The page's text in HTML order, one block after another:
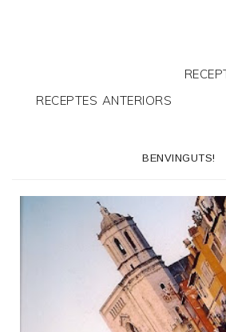
RECEPTES ANTERIORS
BENVINGUTS!